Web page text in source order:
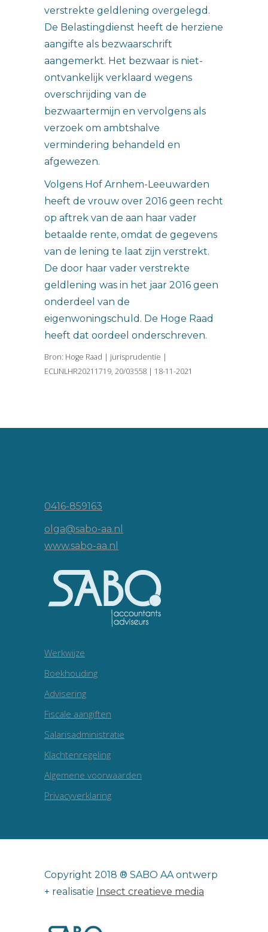
verstrekte geldlening overgelegd.
De Belastingdienst heeft de herziene
aangifte als bezwaarschrift
aangemerkt. Het bezwaar is niet-
ontvankelijk verklaard wegens
overschrijding van de
bezwaartermijn en vervolgens als
verzoek om ambtshalve
vermindering behandeld en
afgewezen.
Volgens Hof Arnhem-Leeuwarden
heeft de vrouw over 2016 geen recht
op aftrek van de aan haar vader
betaalde rente, omdat de gegevens
van de lening te laat zijn verstrekt.
De door haar vader verstrekte
geldlening was in het jaar 2016 geen
onderdeel van de
eigenwoningschuld. De Hoge Raad
heeft dat oordeel onderschreven.
Bron: Hoge Raad | jurisprudentie |
ECLINLHR20211719, 20/03558 | 18-11-2021
0416-859163
olga@sabo-aa.nl
www.sabo-aa.nl
Werkwijze
Boekhouding
Advisering
Fiscale aangiften
Salarisadministratie
Klachtenregeling
Algemene voorwaarden
Privacyverklaring
Copyright 2018 ® SABO AA ontwerp
+ realisatie Insect creatieve media